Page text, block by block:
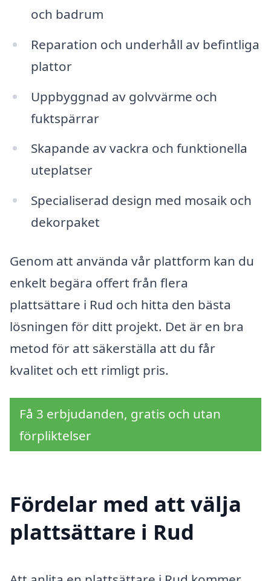
och badrum
Reparation och underhåll av befintliga
plattor
Uppbyggnad av golvvärme och
fuktspärrar
Skapande av vackra och funktionella
uteplatser
Specialiserad design med mosaik och
dekorpaket
Genom att använda vår plattform kan du
enkelt begära offert från flera
plattsättare i Rud och hitta den bästa
lösningen för ditt projekt. Det är en bra
metod för att säkerställa att du får
kvalitet och ett rimligt pris.
Få 3 erbjudanden, gratis och utan
förpliktelser
Fördelar med att välja
plattsättare i Rud